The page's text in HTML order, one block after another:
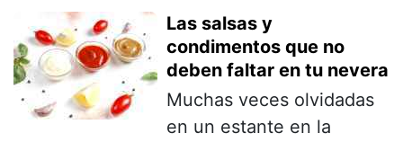
Las salsas y
condimentos que no
deben faltar en tu nevera
Muchas veces olvidadas
en un estante en la